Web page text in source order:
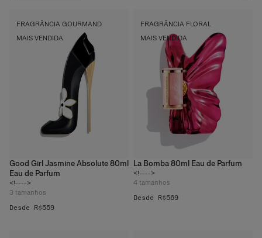
Luxo Masculinas.
FRAGRÂNCIA GOURMAND
MAIS VENDIDA
Good Girl Jasmine Absolute 80ml
Eau de Parfum
<!---->
3 tamanhos
Desde R$559
FRAGRÂNCIA FLORAL
MAIS VENDIDA
La Bomba 80ml Eau de Parfum
<!---->
4 tamanhos
Desde R$569